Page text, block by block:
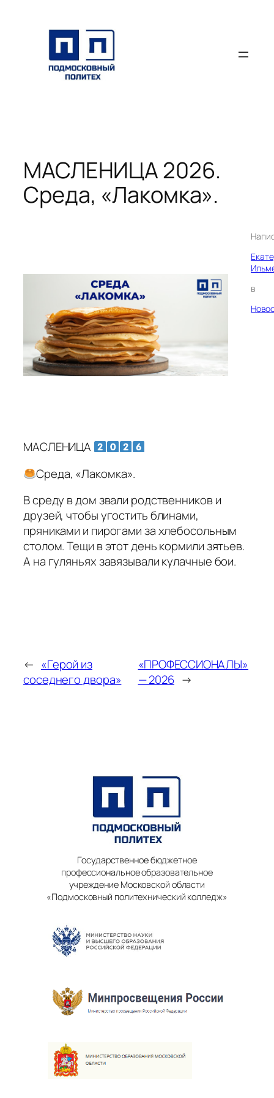
содержимому
МАСЛЕНИЦА 2026.
Среда, «Лакомка».
в
МАСЛЕНИЦА
Среда, «Лакомка».
В среду в дом звали родственников и
друзей, чтобы угостить блинами,
пряниками и пирогами за хлебосольным
столом. Тещи в этот день кормили зятьев.
А на гуляньях завязывали кулачные бои.
← «Герой из
соседнего двора»
«ПРОФЕССИОНАЛЫ»
— 2026 →
Государственное бюджетное
профессиональное образовательное
учреждение Московской области
«Подмосковный политехнический колледж»